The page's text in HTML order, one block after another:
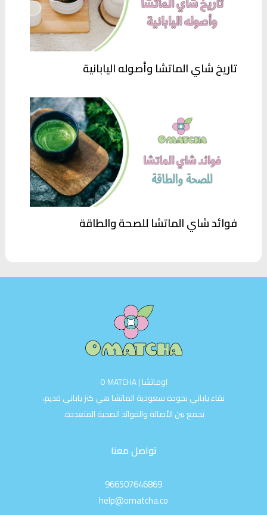
تاريخ شاي الماتشا وأصوله اليابانية
فوائد شاي الماتشا للصحة والطاقة
اوماتشا | O MATCHA
نقاء ياباني بجودة سعودية الماتشا هي كنز ياباني قديم،
تجمع بين الأصالة والفوائد الصحية المتعددة.
تواصل معنا
966507646869
help@omatcha.co